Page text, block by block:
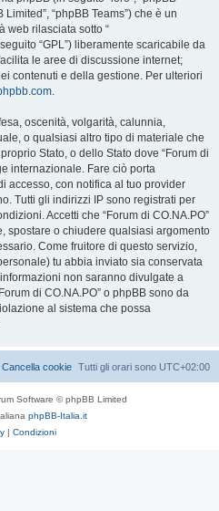
Limited”, “phpBB Teams”) che è un
web rilasciata sotto “
“GPL”) liberamente scaricabile da
le aree di discussione internet;
contenuti e della gestione. Per ulteriori
.
oscenità, volgarità, calunnia,
o qualsiasi altro tipo di materiale che
Stato, o dello Stato dove “Forum di
internazionale. Fare ciò porta
accesso, con notifica al tuo provider
Tutti gli indirizzi IP sono registrati per
Accetti che “Forum di CO.NA.PO”
spostare o chiudere qualsiasi argomento
Come fruitore di questo servizio,
tu abbia inviato sia conservata
non saranno divulgate a
di CO.NA.PO” o phpBB sono da
al sistema che possa
Tutti gli orari sono UTC+02:00
Cancella cookie
Software © phpBB Limited
phpBB-Italia.it
| Condizioni